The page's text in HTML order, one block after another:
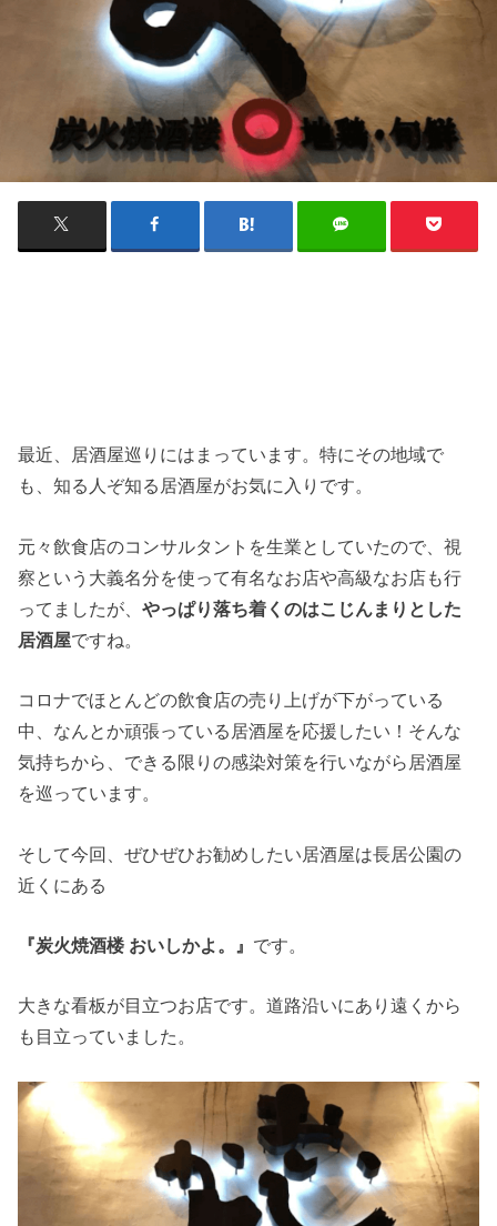
最近、居酒屋巡りにはまっています。特にその地域で
も、知る人ぞ知る居酒屋がお気に入りです。
元々飲食店のコンサルタントを生業としていたので、視
察という大義名分を使って有名なお店や高級なお店も行
ってましたが、やっぱり落ち着くのはこじんまりとした
居酒屋ですね。
コロナでほとんどの飲食店の売り上げが下がっている
中、なんとか頑張っている居酒屋を応援したい！そんな
気持ちから、できる限りの感染対策を行いながら居酒屋
を巡っています。
そして今回、ぜひぜひお勧めしたい居酒屋は長居公園の
近くにある
『炭火焼酒楼 おいしかよ。』 です。
大きな看板が目立つお店です。道路沿いにあり遠くから
も目立っていました。